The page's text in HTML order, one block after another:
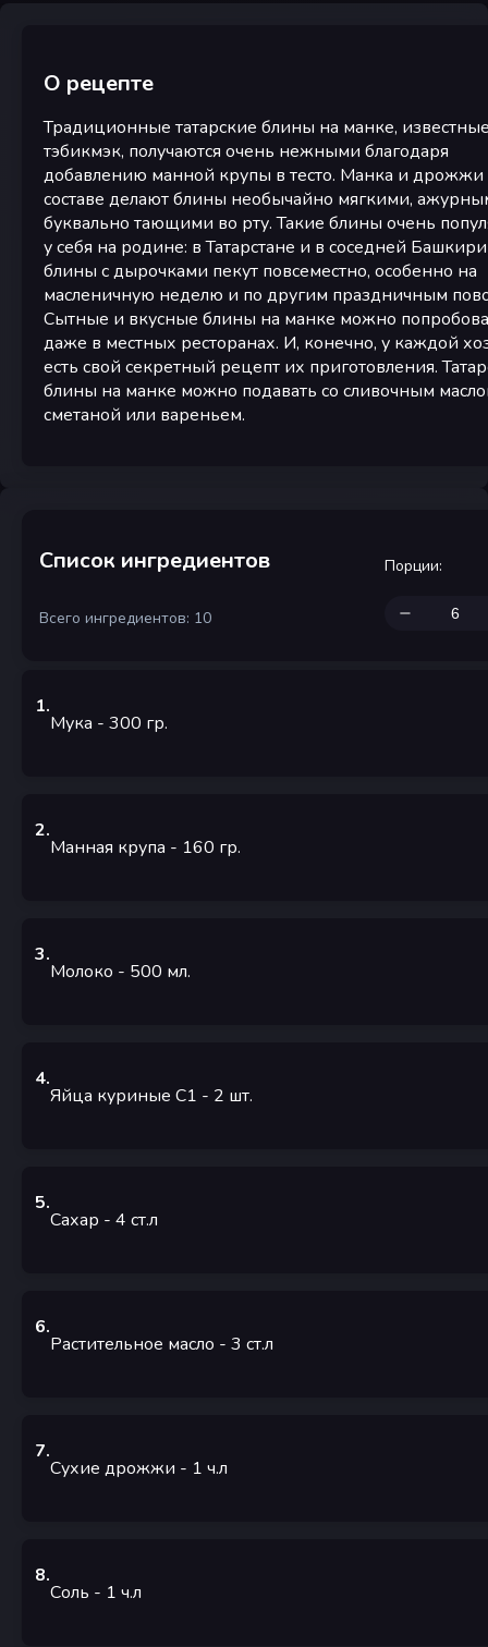
О рецепте
Традиционные татарские блины на манке,
тэбикмэк, получаются очень нежными благодаря
добавлению манной крупы в тесто. Манка и дрожжи
составе делают блины необычайно мягкими,
буквально тающими во рту. Такие блины очень
у себя на родине: в Татарстане и в соседней
блины с дырочками пекут повсеместно, особенно на
масленичную неделю и по другим праздничным
Сытные и вкусные блины на манке можно
даже в местных ресторанах. И, конечно, у каждой
есть свой секретный рецепт их приготовления.
блины на манке можно подавать со сливочным
сметаной или вареньем.
Список ингредиентов
Всего ингредиентов: 10
Порции:
1.
Мука - 300 гр.
2.
Манная крупа - 160 гр.
3.
Молоко - 500 мл.
4.
Яйца куриные С1 - 2 шт.
5.
Сахар - 4 ст.л
6.
Растительное масло - 3 ст.л
7.
Сухие дрожжи - 1 ч.л
8.
Соль - 1 ч.л